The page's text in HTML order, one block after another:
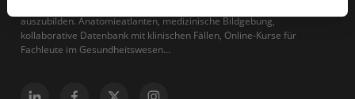
auszubilden. Anatomieatlanten, medizinische Bildgebung,
kollaborative Datenbank mit klinischen Fällen, Online-Kurse für
Fachleute im Gesundheitswesen...